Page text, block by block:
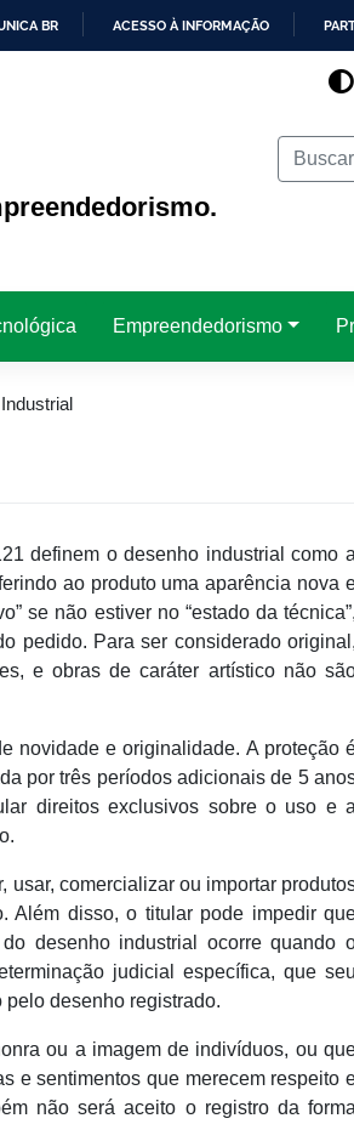
BR ACESSO À INFORMAÇÃO
Empreendedorismo
definem o desenho industrial como a
ao produto uma aparência nova
se não estiver no “estado da técnica”,
pedido. Para ser considerado original,
e obras de caráter artístico não
novidade e originalidade. A proteção
por três períodos adicionais de 5
direitos exclusivos sobre o uso e a
usar, comercializar ou importar
Além disso, o titular pode impedir
desenho industrial ocorre quando
judicial específica, que seu
desenho registrado.
ou a imagem de indivíduos, ou
e sentimentos que merecem respeito
não será aceito o registro da forma